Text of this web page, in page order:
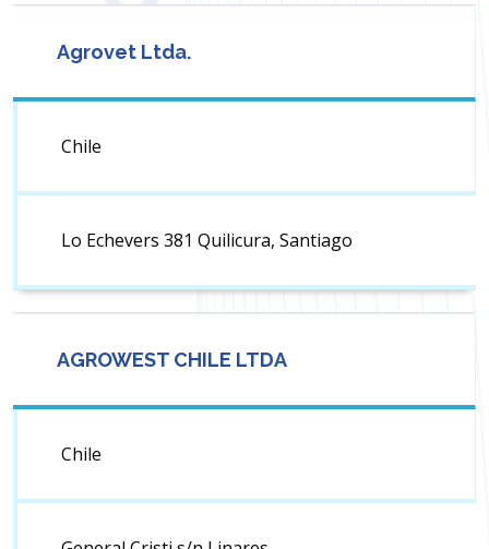
Agrovet Ltda.
Chile
Lo Echevers 381 Quilicura, Santiago
AGROWEST CHILE LTDA
Chile